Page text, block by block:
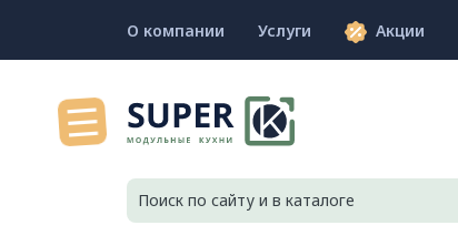
О компании Услуги Акции